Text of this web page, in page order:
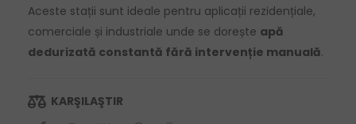
Aceste stații sunt ideale pentru aplicații rezidențiale,
comerciale și industriale unde se dorește apă
dedurizată constantă fără intervenție manuală.
KARŞILAŞTIR